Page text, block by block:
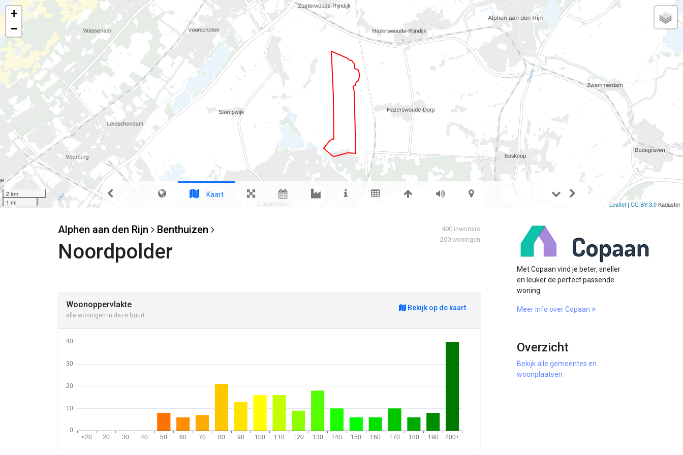
490 inwoners
200 woningen
Alphen aan den Rijn Benthuizen
Noordpolder
Woonoppervlakte
alle woningen in deze buurt
Bekijk op de kaart
Met Copaan vind je beter, sneller
en leuker de perfect passende
woning.
Meer info over Copaan
Overzicht
Bekijk alle gemeentes en
woonplaatsen
+
−
2 km
1 mi
Leaflet | CC BY 3.0Kadaster
Kaart